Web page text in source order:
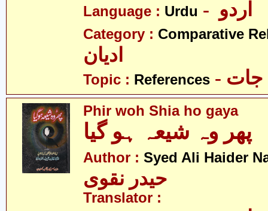
Language : Urdu
Category : Comparative
ادیان
Topic : References جات
Phir woh Shia ho gaya
Author : Syed Ali Haider
حیدر نقوی
Translator :